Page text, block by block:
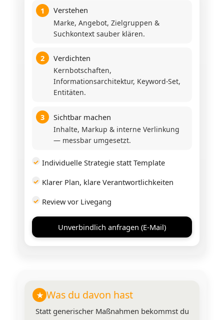
1 Verstehen
Marke, Angebot, Zielgruppen &
Suchkontext sauber klären.
2 Verdichten
Kernbotschaften,
Informationsarchitektur, Keyword-Set,
Entitäten.
3 Sichtbar machen
Inhalte, Markup & interne Verlinkung
— messbar umgesetzt.
Individuelle Strategie statt Template
Klarer Plan, klare Verantwortlichkeiten
Review vor Livegang
Unverbindlich anfragen (E-Mail)
★ Was du davon hast
Statt generischer Maßnahmen bekommst du